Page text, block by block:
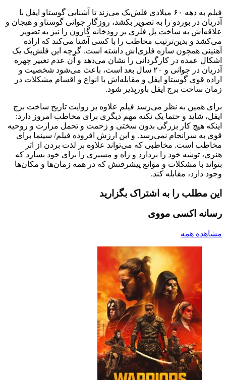
فیلم به دهه ۶۰ میلادی فلش‌بک می‌زند تا آشنایی گوستاو ایفل با
آدریان در بوردو را به تصویر بکشد، روزگار جوانی گوستاو و هیجان و
علاقه‌اش به ساخت پل فلزی بر رودخانه گارون را نیز به تصویر
می‌کشد و بدین‌ترتیب مخاطب را با کسی آشنا می‌کند که اراده
آهنینی همچون سازه فلزی‌اش داشته است. گرچه این فلش‌بک یک
اشکال عمده در کارگردانی را نشان می‌دهد و آن عدم تغییر چهره
آدریان در جوانی و ۲۰ سال بعد است، باعث می‌شود شخصیت و
اراده قوی گوستاو ایفل و مقابله‌اش با انواع و اقسام مشکلات در
زمان ساخت برج ایفل باورپذیر شود.
برای همین به نظر می‌رسد فیلم علاوه بر روایت تاریخ ساخت برج
ایفل، شاید و حتما یک نکته مهم دیگری برای مخاطب امروز دارد:
اینکه هیچ کار بزرگی بدون سختی و زحمت و تحمل مرارت و روحیه
قوی به سرانجام نمی‌رسد. و این ارزش افزوده فیلم/ سینما برای
مخاطب است. مخاطبی که می‌تواند علاوه بر لذت بردن از اثر
هنری، توشه خود را بردارد و راه و مسیری را برای خود بسازد که
بتواند با مشکلات و موانع پیشرفتش که در همه زمان‌ها و مکان‌ها
وجود دارد، مقابله کند.
این مطلب را به اشتراک بگزارید
رسانه اکسی مووی
مشاهده همه